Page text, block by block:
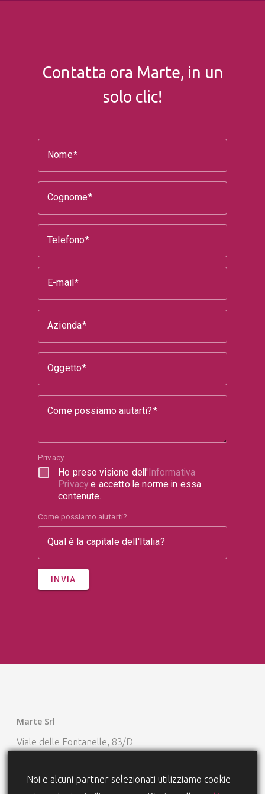
Contatta ora Marte, in un
solo clic!
Nome
Cognome
Telefono
E-mail
Azienda
Oggetto
Come possiamo aiutarti?
Privacy
Ho preso visione dell' Informativa
Privacy e accetto le norme in essa
contenute.
Come possiamo aiutarti?
Qual è la capitale dell'Italia?
INVIA
Marte Srl
Viale delle Fontanelle, 83/D
Noi e alcuni partner selezionati utilizziamo cookie